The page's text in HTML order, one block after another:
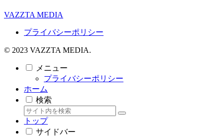
VAZZTA MEDIA
プライバシーポリシー
© 2023 VAZZTA MEDIA.
メニュー
プライバシーポリシー
ホーム
検索
トップ
サイドバー